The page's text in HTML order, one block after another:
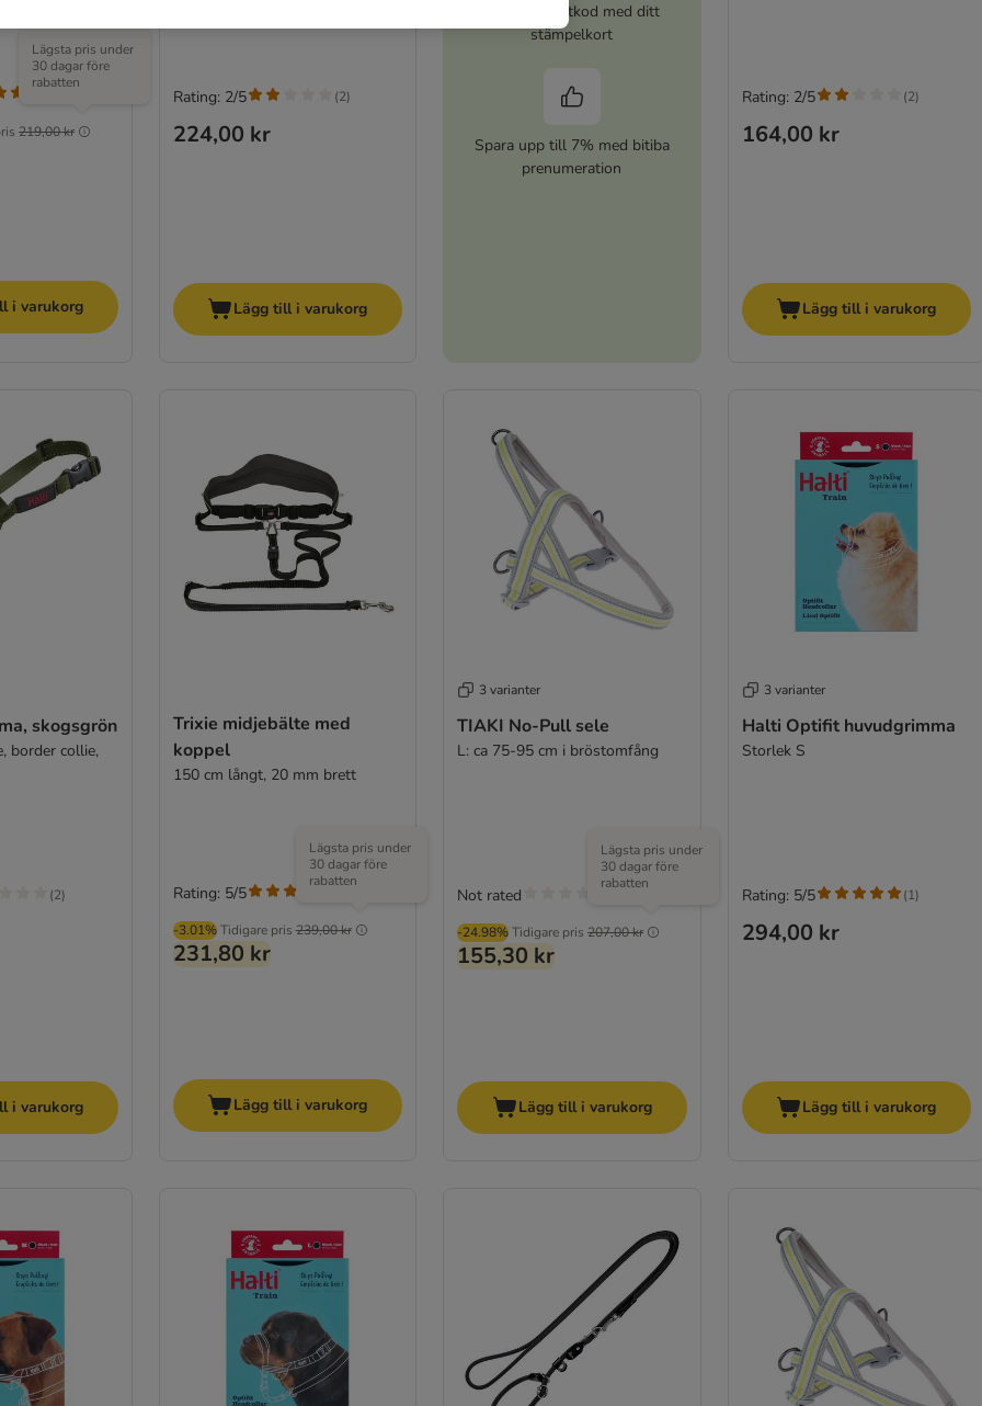
219,00 kr
Lägsta pris under
30 dagar före
rabatten
i varukorg
224,00 kr
Rating: 2/5 (2)
Lägg till i varukorg
120 kr rabattkod med ditt
stämpelkort
Spara upp till 7% med bitiba
prenumeration
164,00 kr
Rating: 2/5 (2)
Lägg till i varukorg
skogsgrön
border collie,
(2)
i varukorg
Trixie midjebälte med
koppel
150 cm långt, 20 mm brett
-3.01% Tidigare pris 239,00 kr
Lägsta pris under
30 dagar före
rabatten
231,80 kr
Rating: 5/5
Lägg till i varukorg
3 varianter
TIAKI No-Pull sele
L: ca 75-95 cm i bröstomfång
-24.98%Tidigare pris 207,00 kr
Lägsta pris under
30 dagar före
rabatten
155,30 kr
Not rated
Lägg till i varukorg
3 varianter
Halti Optifit huvudgrimma
Storlek S
294,00 kr
Rating: 5/5 (1)
Lägg till i varukorg